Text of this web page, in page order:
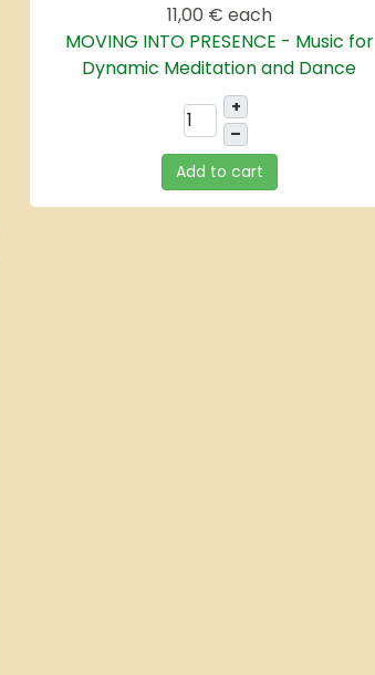
11,00 € each
MOVING INTO PRESENCE - Music for
Dynamic Meditation and Dance
+
–
Add to cart